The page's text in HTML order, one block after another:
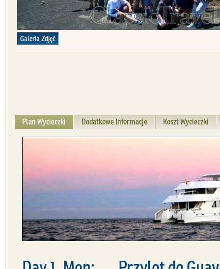
Galeria Zdjęć
Plan Wycieczki Dodatkowe Informacje Koszt Wycieczki